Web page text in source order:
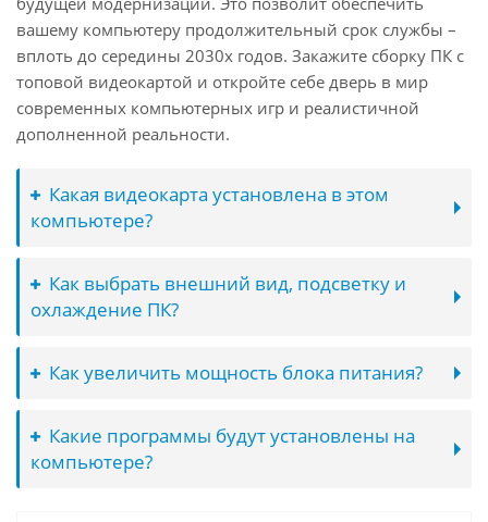
вашему компьютеру продолжительный срок службы –
вплоть до середины 2030х годов. Закажите сборку ПК с
топовой видеокартой и откройте себе дверь в мир
современных компьютерных игр и реалистичной
дополненной реальности.
Какая видеокарта установлена в этом
компьютере?
Как выбрать внешний вид, подсветку и
охлаждение ПК?
Как увеличить мощность блока питания?
Какие программы будут установлены на
компьютере?